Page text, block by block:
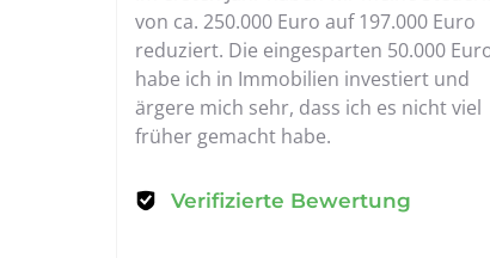
von ca. 250.000 Euro auf 197.000 Euro
reduziert. Die eingesparten 50.000
habe ich in Immobilien investiert und
ärgere mich sehr, dass ich es nicht viel
früher gemacht habe.
Verifizierte Bewertung